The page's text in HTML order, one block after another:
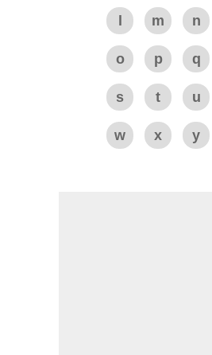
m n
o p q
s t u
w x y